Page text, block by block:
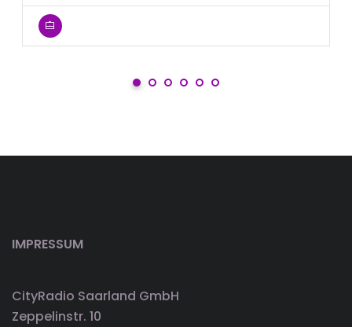
IMPRESSUM
CityRadio Saarland GmbH
Zeppelinstr. 10